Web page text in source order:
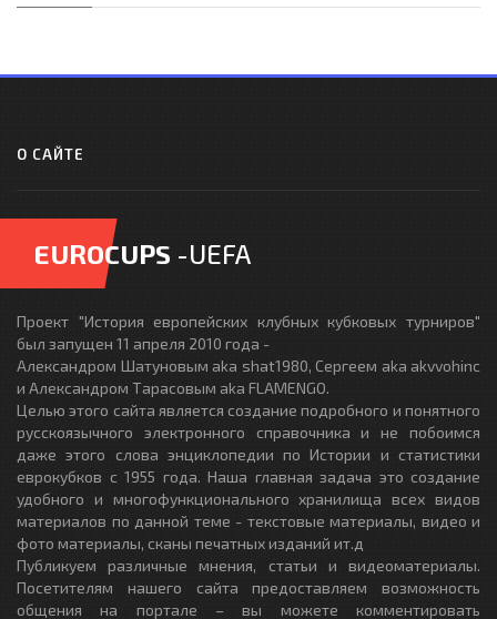
О САЙТЕ
EUROCUPS -UEFA
Проект "История европейских клубных кубковых турниров"
был запущен 11 апреля 2010 года -
Александром Шатуновым aka shat1980, Сергеем aka akvvohinc
и Александром Тарасовым aka FLAMENGO.
Целью этого сайта является создание подробного и понятного
русскоязычного электронного справочника и не побоимся
даже этого слова энциклопедии по Истории и статистики
еврокубков с 1955 года. Наша главная задача это создание
удобного и многофункционального хранилища всех видов
материалов по данной теме - текстовые материалы, видео и
фото материалы, сканы печатных изданий ит.д
Публикуем различные мнения, статьи и видеоматериалы.
Посетителям нашего сайта предоставляем возможность
общения на портале – вы можете комментировать